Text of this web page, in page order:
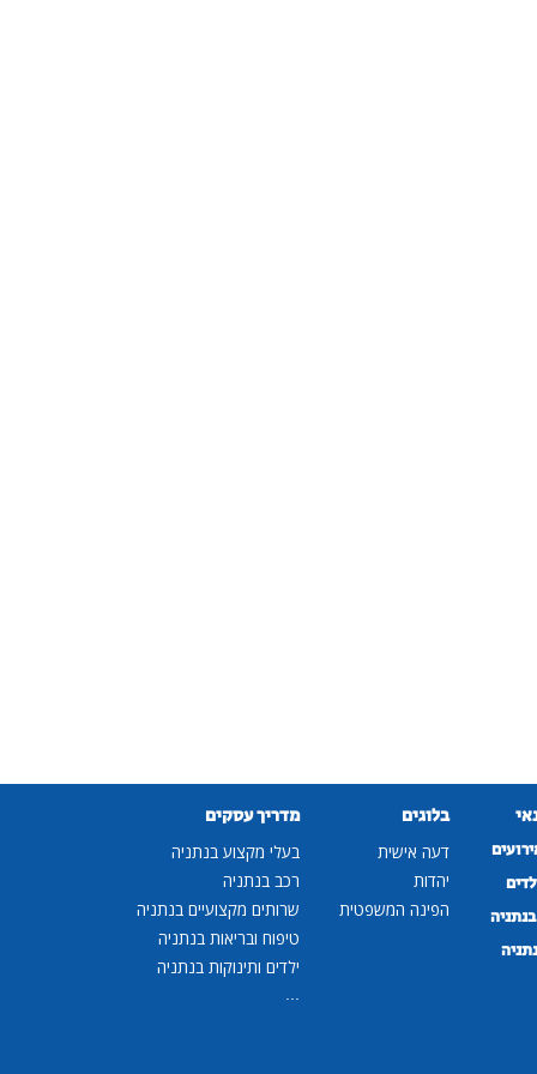
בלוגים
דעה אישית
יהדות
הפינה המשפטית
מדריך עסקים
בעלי מקצוע בנתניה
רכב בנתניה
שרותים מקצועיים בנתניה
טיפוח ובריאות בנתניה
ילדים ותינוקות בנתניה